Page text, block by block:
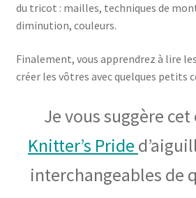
du tricot : mailles, techniques de
diminution, couleurs.
Finalement, vous apprendrez à lire
créer les vôtres avec quelques petits
Je vous suggère
Knitter’s Pride
interchangeables de